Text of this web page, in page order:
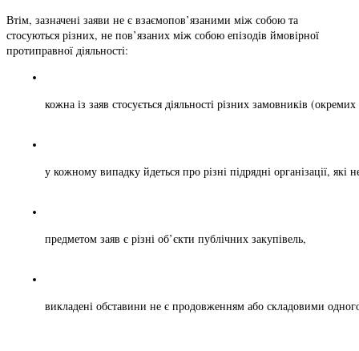
Втім, зазначені заяви не є взаємопов’язаними між собою та
стосуються різних, не пов’язаних між собою епізодів ймовірної
протиправної діяльності:
кожна із заяв стосується діяльності різних замовників
у кожному випадку йдеться про різні підрядні організації,
предметом заяв є різні об’єкти публічних закупівель,
викладені обставини не є продовженням або складовими